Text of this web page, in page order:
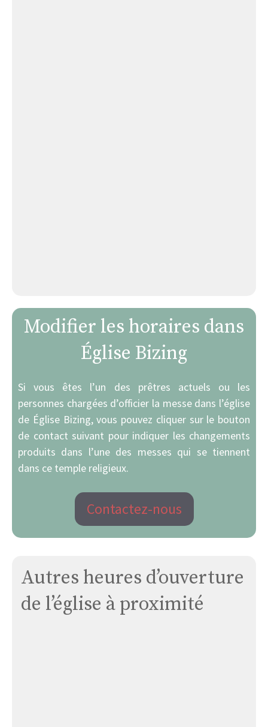
Modifier les horaires dans
Église Bizing
Si vous êtes l’un des prêtres actuels ou les
personnes chargées d’officier la messe dans l’église
de Église Bizing, vous pouvez cliquer sur le bouton
de contact suivant pour indiquer les changements
produits dans l’une des messes qui se tiennent
dans ce temple religieux.
Contactez-nous
Autres heures d’ouverture
de l’église à proximité